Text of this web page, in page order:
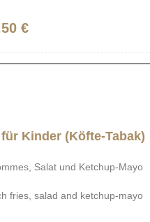
€
Kinder (Köfte-Tabak)
Salat und Ketchup-Mayo
fries, salad and ketchup-mayo